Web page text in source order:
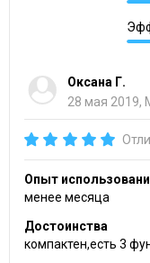
Оксана Г.
28 мая 2019,
Опыт
менее месяца
Достоинства
компактен,есть 3